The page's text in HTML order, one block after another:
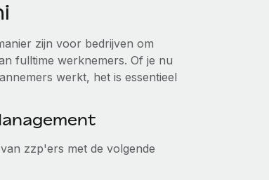
zijn voor bedrijven om
fulltime werknemers. Of je nu
werkt, het is essentieel
zzp'ers met de volgende